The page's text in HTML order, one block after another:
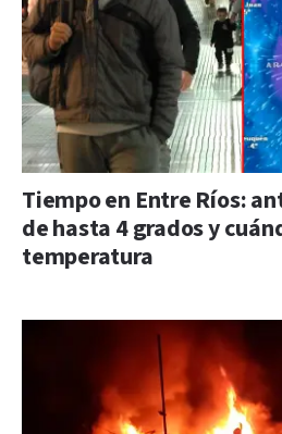
Tiempo en Entre Ríos:
de hasta 4 grados y
temperatura